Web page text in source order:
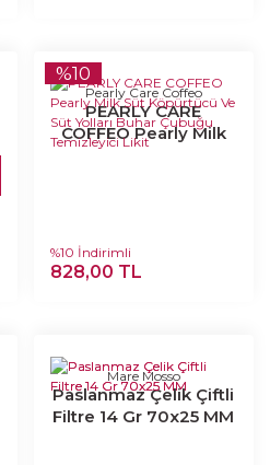
%10
Pearly Care Coffeo
PEARLY CARE
COFFEO Pearly Milk
Süt Köpürtücü Ve Süt
%10 İndirimli
828,00 TL
Mare Mosso
Paslanmaz Çelik Çiftli
Filtre 14 Gr 70x25 MM